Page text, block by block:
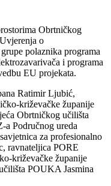
Obrtničkog
o
polaznika programa
i programa
EU projekata.
Ratimir Ljubić,
križevačke županije
Obrtničkog učilišta
Područnog ureda
za profesionalno
ravnateljica PORE
križevačke županije
POUKA Jasmina